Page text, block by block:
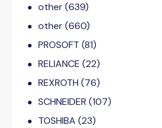
other(639)
other(660)
PROSOFT (81)
RELIANCE (22)
REXROTH (76)
SCHNEIDER (107)
TOSHIBA (23)